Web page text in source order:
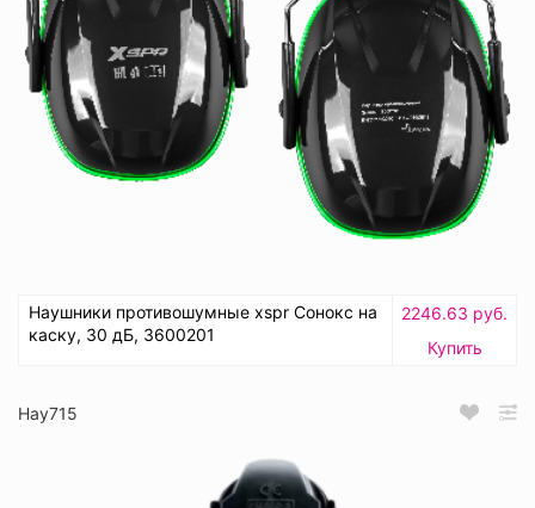
Наушники противошумные xspr Сонокс на
каску, 30 дБ, 3600201
2246.63 руб.
Купить
Нау715